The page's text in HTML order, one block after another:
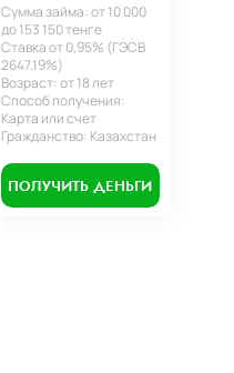
Сумма займа: от 10 000
до 153 150 тенге
Ставка от 0,95% (ГЭСВ
2647.19%)
Возраст: от 18 лет
Способ получения:
Карта или счет
Гражданство: Казахстан
ПОЛУЧИТЬ ДЕНЬГИ